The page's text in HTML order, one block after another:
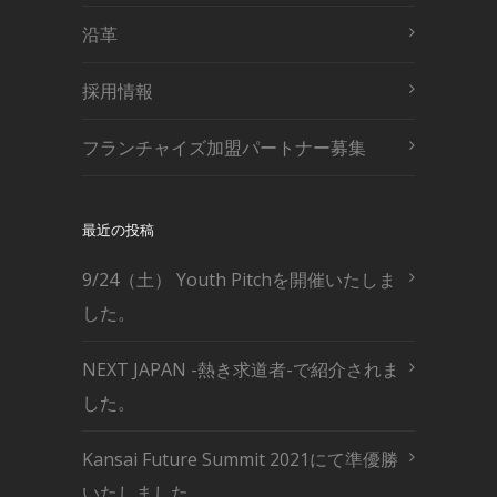
沿革
採用情報
フランチャイズ加盟パートナー募集
最近の投稿
9/24（土） Youth Pitchを開催いたしま
した。
NEXT JAPAN -熱き求道者-で紹介されま
した。
Kansai Future Summit 2021にて準優勝